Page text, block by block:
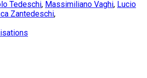
Tedeschi, Massimiliano Vaghi, Lucio
Zantedeschi,